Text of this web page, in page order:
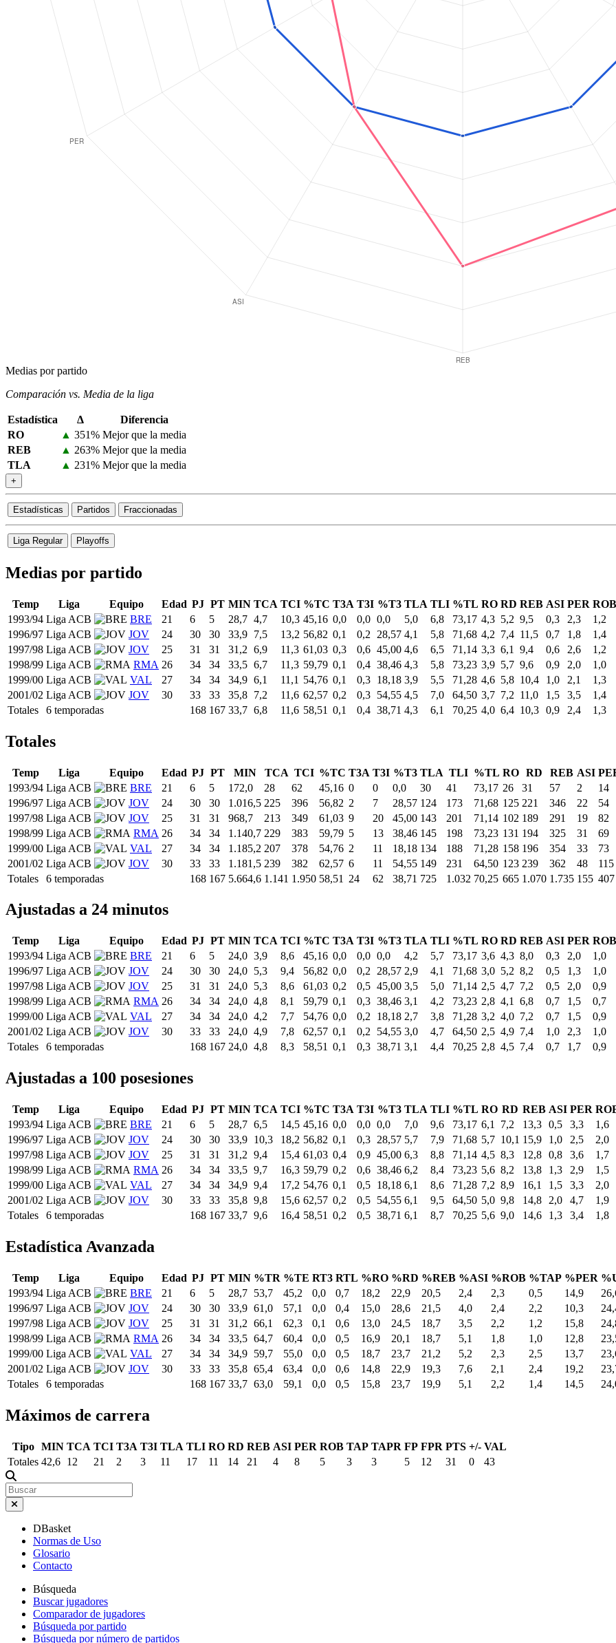
Medias por partido
Comparación vs. Media de la liga
Estadística Δ
Diferencia
RO
▲ 351% Mejor que la media
REB
▲ 263% Mejor que la media
TLA
▲ 231% Mejor que la media
+
Estadísticas Partidos Fraccionadas
Liga Regular Playoffs
Medias por partido
Temp Liga Equipo Edad PJ PT MIN TCA TCI %TC T3A T3I %T3 TLA TLI %TL RO RD REB ASI PER ROB
1993/94 Liga ACB BRE 21 6 5 28,7 4,7 10,3 45,16 0,0 0,0 0,0 5,0 6,8 73,17 4,3 5,2 9,5 0,3 2,3
1,2
1996/97 Liga ACB JOV 24 30 30 33,9 7,5 13,2 56,82 0,1 0,2 28,57 4,1 5,8 71,68 4,2 7,4 11,5 0,7 1,8
1,4
1997/98 Liga ACB JOV 25 31 31 31,2 6,9 11,3 61,03 0,3 0,6 45,00 4,6 6,5 71,14 3,3 6,1 9,4 0,6 2,6
1,2
1998/99 Liga ACB RMA 26 34 34 33,5 6,7 11,3 59,79 0,1 0,4 38,46 4,3 5,8 73,23 3,9 5,7 9,6 0,9 2,0
1,0
1999/00 Liga ACB VAL 27 34 34 34,9 6,1 11,1 54,76 0,1 0,3 18,18 3,9 5,5 71,28 4,6 5,8 10,4 1,0 2,1
1,3
2001/02 Liga ACB JOV 30 33 33 35,8 7,2 11,6 62,57 0,2 0,3 54,55 4,5 7,0 64,50 3,7 7,2 11,0 1,5 3,5
1,4
Totales
6 temporadas 168 167 33,7 6,8 11,6 58,51 0,1 0,4 38,71 4,3 6,1 70,25 4,0 6,4 10,3 0,9 2,4 1,3
Totales
Temp Liga Equipo Edad PJ PT MIN TCA TCI %TC T3A T3I %T3 TLA TLI %TL RO RD REB ASI
1993/94 Liga ACB BRE 21 6 5 172,0 28 62 45,16 0 0 0,0 30 41 73,17 26 31 57 2
14
1996/97 Liga ACB JOV 24 30 30 1.016,5 225 396 56,82 2 7 28,57 124 173 71,68 125 221 346 22
54
1997/98 Liga ACB JOV 25 31 31 968,7 213 349 61,03 9 20 45,00 143 201 71,14 102 189 291 19
82
1998/99 Liga ACB RMA 26 34 34 1.140,7 229 383 59,79 5 13 38,46 145 198 73,23 131 194 325 31
69
1999/00 Liga ACB VAL 27 34 34 1.185,2 207 378 54,76 2 11 18,18 134 188 71,28 158 196 354 33
73
2001/02 Liga ACB JOV 30 33 33 1.181,5 239 382 62,57 6 11 54,55 149 231 64,50 123 239 362 48
115
Totales
6 temporadas 168 167 5.664,6 1.141 1.950 58,51 24 62 38,71 725 1.032 70,25 665 1.070 1.735 155 407
Ajustadas a 24 minutos
Temp Liga Equipo Edad PJ PT MIN TCA TCI %TC T3A T3I %T3 TLA TLI %TL RO RD REB ASI PER ROB
1993/94 Liga ACB BRE 21 6 5 24,0 3,9 8,6 45,16 0,0 0,0 0,0 4,2 5,7 73,17 3,6 4,3 8,0 0,3 2,0
1,0
1996/97 Liga ACB JOV 24 30 30 24,0 5,3 9,4 56,82 0,0 0,2 28,57 2,9 4,1 71,68 3,0 5,2 8,2 0,5 1,3
1,0
1997/98 Liga ACB JOV 25 31 31 24,0 5,3 8,6 61,03 0,2 0,5 45,00 3,5 5,0 71,14 2,5 4,7 7,2 0,5 2,0
0,9
1998/99 Liga ACB RMA 26 34 34 24,0 4,8 8,1 59,79 0,1 0,3 38,46 3,1 4,2 73,23 2,8 4,1 6,8 0,7 1,5
0,7
1999/00 Liga ACB VAL 27 34 34 24,0 4,2 7,7 54,76 0,0 0,2 18,18 2,7 3,8 71,28 3,2 4,0 7,2 0,7 1,5
0,9
2001/02 Liga ACB JOV 30 33 33 24,0 4,9 7,8 62,57 0,1 0,2 54,55 3,0 4,7 64,50 2,5 4,9 7,4 1,0 2,3
1,0
Totales
6 temporadas 168 167 24,0 4,8 8,3 58,51 0,1 0,3 38,71 3,1 4,4 70,25 2,8 4,5 7,4 0,7 1,7 0,9
Ajustadas a 100 posesiones
Temp Liga Equipo Edad PJ PT MIN TCA TCI %TC T3A T3I %T3 TLA TLI %TL RO RD REB ASI PER
1993/94 Liga ACB BRE 21 6 5 28,7 6,5 14,5 45,16 0,0 0,0 0,0 7,0 9,6 73,17 6,1 7,2 13,3 0,5 3,3
1,6
1996/97 Liga ACB JOV 24 30 30 33,9 10,3 18,2 56,82 0,1 0,3 28,57 5,7 7,9 71,68 5,7 10,1 15,9 1,0 2,5
2,0
1997/98 Liga ACB JOV 25 31 31 31,2 9,4 15,4 61,03 0,4 0,9 45,00 6,3 8,8 71,14 4,5 8,3 12,8 0,8 3,6
1,7
1998/99 Liga ACB RMA 26 34 34 33,5 9,7 16,3 59,79 0,2 0,6 38,46 6,2 8,4 73,23 5,6 8,2 13,8 1,3 2,9
1,5
1999/00 Liga ACB VAL 27 34 34 34,9 9,4 17,2 54,76 0,1 0,5 18,18 6,1 8,6 71,28 7,2 8,9 16,1 1,5 3,3
2,0
2001/02 Liga ACB JOV 30 33 33 35,8 9,8 15,6 62,57 0,2 0,5 54,55 6,1 9,5 64,50 5,0 9,8 14,8 2,0 4,7
1,9
Totales
6 temporadas 168 167 33,7 9,6 16,4 58,51 0,2 0,5 38,71 6,1 8,7 70,25 5,6 9,0 14,6 1,3 3,4 1,8
Estadística Avanzada
Temp Liga Equipo Edad PJ PT MIN %TR %TE RT3 RTL %RO %RD %REB %ASI %ROB %TAP %PER
1993/94 Liga ACB BRE 21 6 5 28,7 53,7 45,2 0,0 0,7 18,2 22,9 20,5 2,4 2,3 0,5 14,9
1996/97 Liga ACB JOV 24 30 30 33,9 61,0 57,1 0,0 0,4 15,0 28,6 21,5 4,0 2,4 2,2 10,3
1997/98 Liga ACB JOV 25 31 31 31,2 66,1 62,3 0,1 0,6 13,0 24,5 18,7 3,5 2,2 1,2 15,8
1998/99 Liga ACB RMA 26 34 34 33,5 64,7 60,4 0,0 0,5 16,9 20,1 18,7 5,1 1,8 1,0 12,8
1999/00 Liga ACB VAL 27 34 34 34,9 59,7 55,0 0,0 0,5 18,7 23,7 21,2 5,2 2,3 2,5 13,7
2001/02 Liga ACB JOV 30 33 33 35,8 65,4 63,4 0,0 0,6 14,8 22,9 19,3 7,6 2,1 2,4 19,2
Totales
6 temporadas 168 167 33,7 63,0 59,1 0,0 0,5 15,8 23,7 19,9 5,1 2,2 1,4 14,5
Máximos de carrera
Tipo MIN TCA TCI T3A T3I TLA TLI RO RD REB ASI PER ROB TAP TAPR FP FPR PTS +/- VAL
Totales 42,6 12 21 2 3 11 17 11 14 21 4 8 5 3 3 5 12 31 0 43
DBasket
Normas de Uso
Glosario
Contacto
Búsqueda
Buscar jugadores
Comparador de jugadores
Búsqueda por partido
Búsqueda por número de partidos